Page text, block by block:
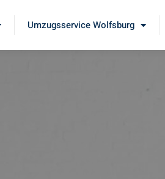
Umzugsservice Wolfsburg